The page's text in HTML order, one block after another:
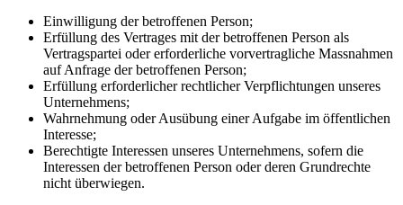
Einwilligung der betroffenen Person;
Erfüllung des Vertrages mit der betroffenen Person als
Vertragspartei oder erforderliche vorvertragliche Massnahmen
auf Anfrage der betroffenen Person;
Erfüllung erforderlicher rechtlicher Verpflichtungen unseres
Unternehmens;
Wahrnehmung oder Ausübung einer Aufgabe im öffentlichen
Interesse;
Berechtigte Interessen unseres Unternehmens, sofern die
Interessen der betroffenen Person oder deren Grundrechte
nicht überwiegen.